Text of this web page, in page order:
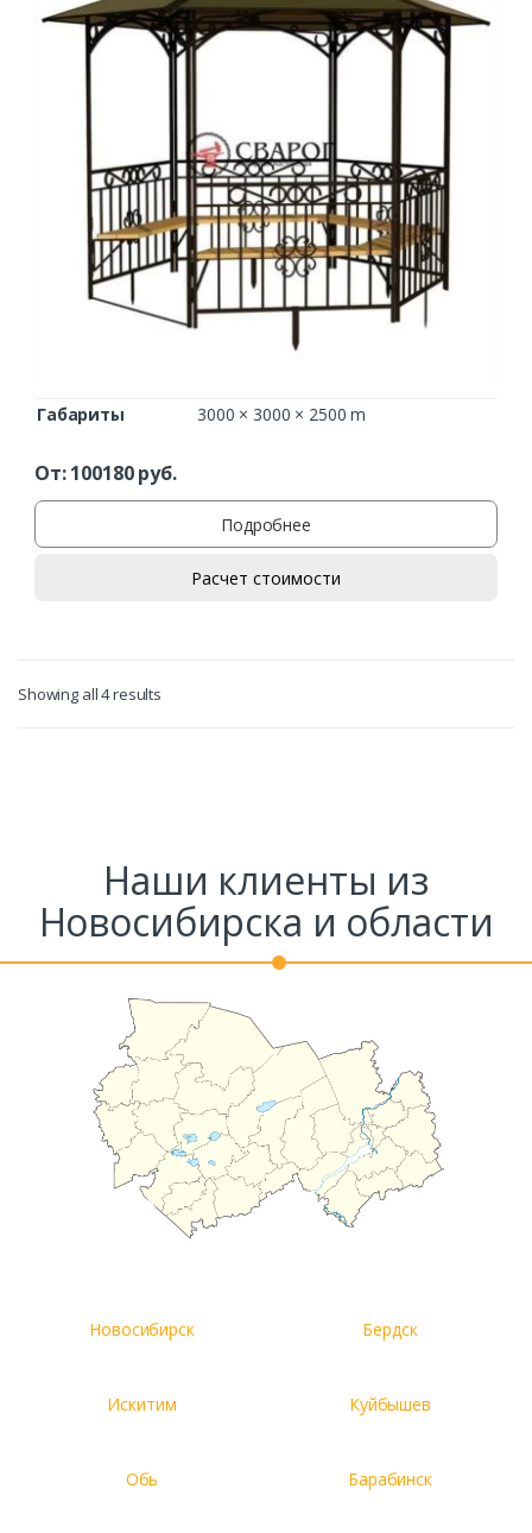
Ваш телефон*
Комментарий к заказу
Габариты 3000 × 3000 × 2500 m
От:100180руб.
Подробнее
Расчет стоимости
Showing all 4 results
Наши клиенты из
Новосибирска и области
Новосибирск Бердск
Искитим Куйбышев
Обь Барабинск